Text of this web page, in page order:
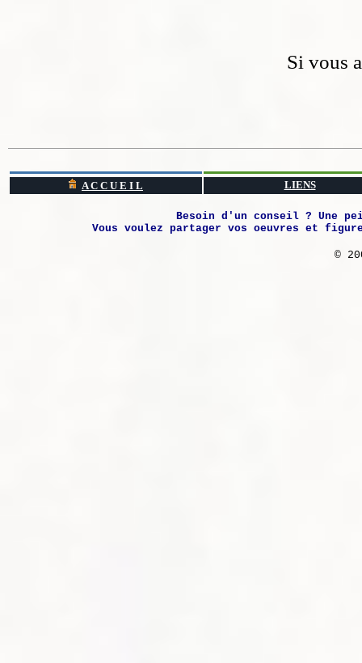
Si vous
A C C U E I L LIENS
Besoin d'un conseil ? Une
Vous voulez partager vos oeuvres et
©